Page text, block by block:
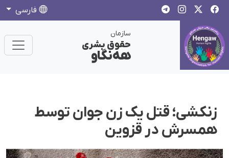
فارسی
سازمان
حقوق بشری
هەنگاو
زنکشی؛ قتل یک زن جوان توسط
همسرش در قزوین